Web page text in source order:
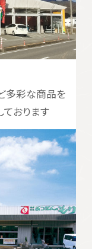
多彩な商品を
おります